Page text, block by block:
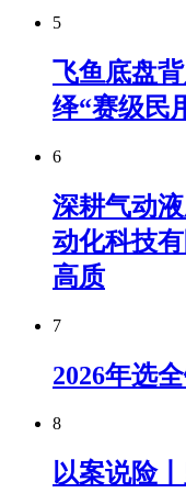
5
飞鱼底盘
绎“赛级民
6
深耕气动
动化科技
高质
7
2026年选
8
以案说险